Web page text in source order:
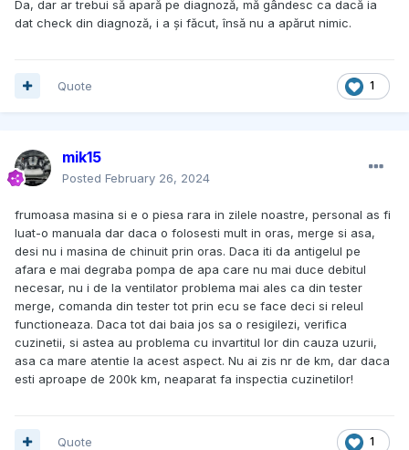
Da, dar ar trebui să apară pe diagnoză, mă gândesc ca dacă ia
dat check din diagnoză, i a și făcut, însă nu a apărut nimic.
1
Quote
mik15
Posted February 26, 2024
frumoasa masina si e o piesa rara in zilele noastre, personal as fi
luat-o manuala dar daca o folosesti mult in oras, merge si asa,
desi nu i masina de chinuit prin oras. Daca iti da antigelul pe
afara e mai degraba pompa de apa care nu mai duce debitul
necesar, nu i de la ventilator problema mai ales ca din tester
merge, comanda din tester tot prin ecu se face deci si releul
functioneaza. Daca tot dai baia jos sa o resigilezi, verifica
cuzinetii, si astea au problema cu invartitul lor din cauza uzurii,
asa ca mare atentie la acest aspect. Nu ai zis nr de km, dar daca
esti aproape de 200k km, neaparat fa inspectia cuzinetilor!
1
Quote